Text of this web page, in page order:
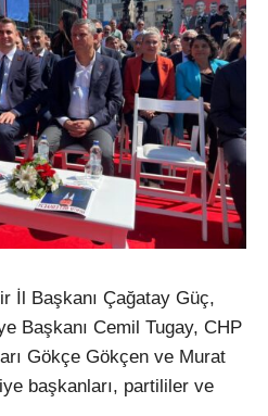
İl Başkanı Çağatay Güç,
Başkanı Cemil Tugay, CHP
Gökçe Gökçen ve Murat
başkanları, partililer ve